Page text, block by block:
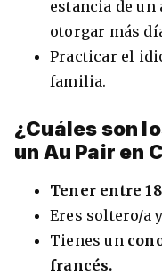
estancia de un
otorgar más
Practicar el
familia.
¿Cuáles son
un Au Pair en
Tener entre
Eres soltero/a
Tienes un
francés.